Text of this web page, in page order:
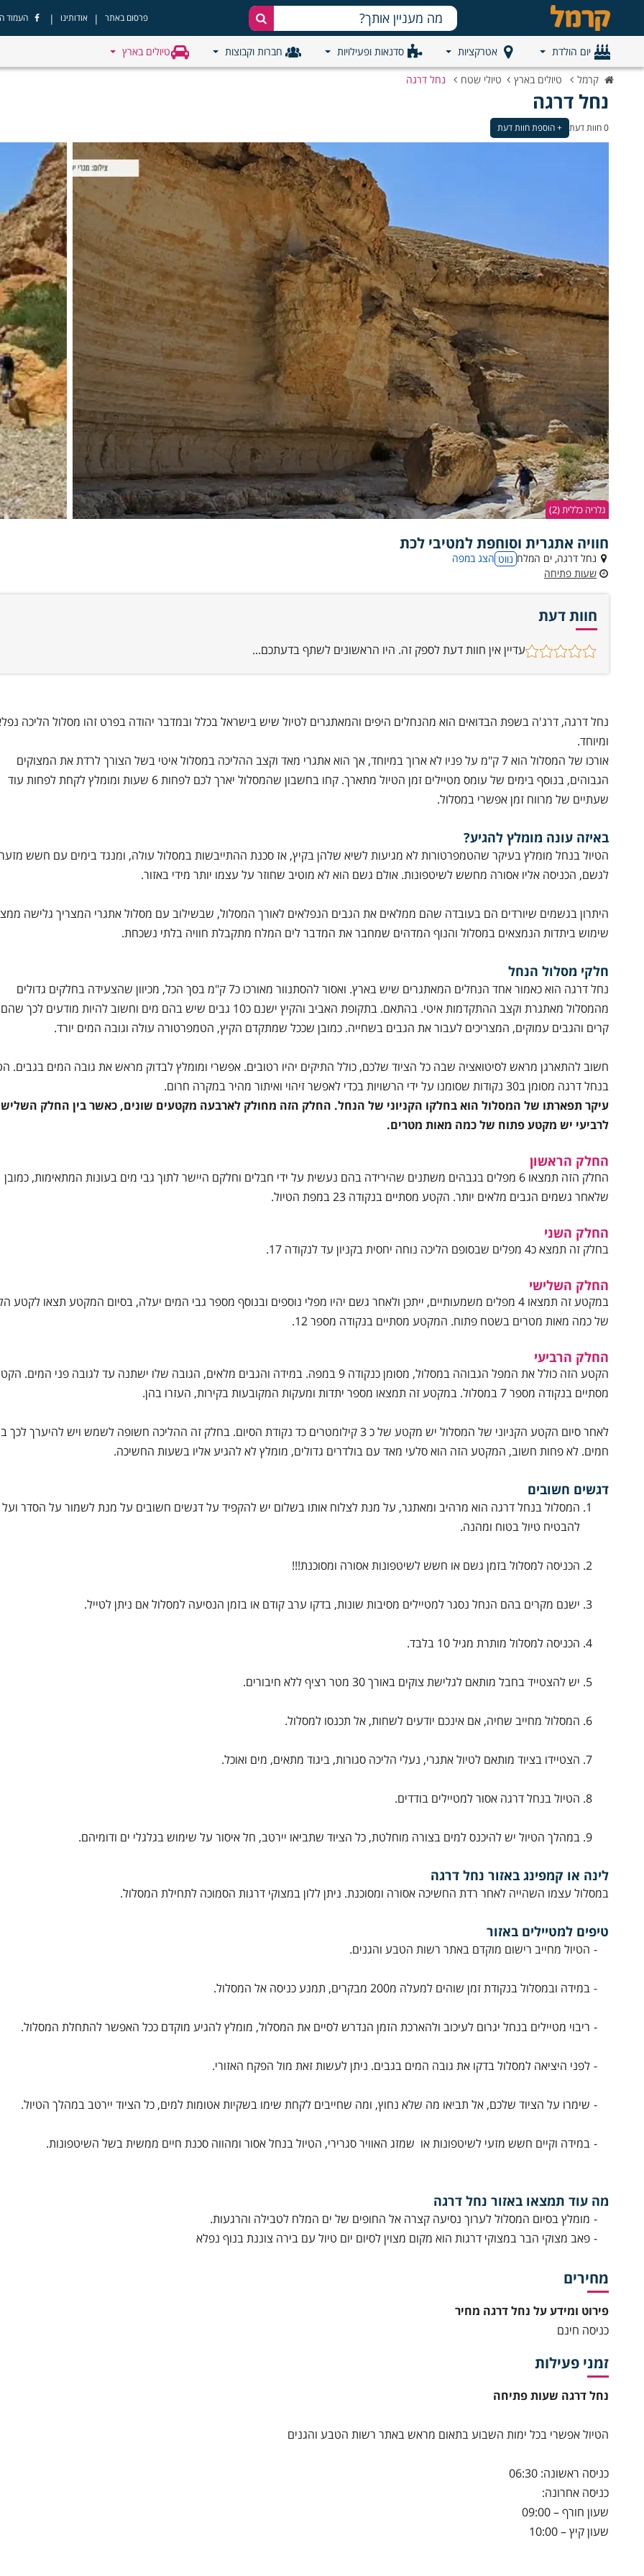
פרסום באתר | אודותינו | העמוד
יום הולדת אטרקציות סדנאות ופעילויות חברות וקבוצות טיולים בארץ
קרמל טיולים בארץ טיולי שטח נחל דרגה
נחל דרגה
0 חוות דעת + הוספת חוות דעת
גלריה כללית (2)
חוויה אתגרית וסוחפת למטיבי לכת
נחל דרגה, ים המלח נווט הצג במפה
שעות פתיחה
חוות דעת
עדיין אין חוות דעת לספק זה. היו הראשונים לשתף בדעתכם...
נחל דרגה, דרג'ה בשפת הבדואים הוא מהנחלים היפים והמאתגרים לטיול שיש בישראל בכלל ובמדבר יהודה בפרט זהו מסלול הליכה
ומיוחד.
אורכו של המסלול הוא 7 ק"מ על פניו לא ארוך במיוחד, אך הוא אתגרי מאד וקצב ההליכה במסלול איטי בשל הצורך לרדת את המצוקים
הגבוהים, בנוסף בימים של עומס מטיילים זמן הטיול מתארך. קחו בחשבון שהמסלול יארך לכם לפחות 6 שעות ומומלץ לקחת לפחות עוד
שעתיים של מרווח זמן אפשרי במסלול.
באיזה עונה מומלץ להגיע?
הטיול בנחל מומלץ בעיקר שהטמפרטורות לא מגיעות לשיא שלהן בקיץ, אז סכנת ההתייבשות במסלול עולה, ומנגד בימים עם חשש
לגשם, הכניסה אליו אסורה מחשש לשיטפונות. אולם גשם הוא לא מוטיב שחוזר על עצמו יותר מידי באזור.
היתרון בגשמים שיורדים הם בעובדה שהם ממלאים את הגבים הנפלאים לאורך המסלול, שבשילוב עם מסלול אתגרי המצריך גלישה
שימוש ביתדות הנמצאים במסלול והנוף המדהים שמחבר את המדבר לים המלח מתקבלת חוויה בלתי נשכחת.
חלקי מסלול הנחל
נחל דרגה הוא כאמור אחד הנחלים המאתגרים שיש בארץ. ואסור להסתנוור מאורכו כ7 ק"מ בסך הכל, מכיוון שהצעידה בחלקים גדולים
מהמסלול מאתגרת וקצב ההתקדמות איטי. בהתאם. בתקופת האביב והקיץ ישנם כ10 גבים שיש בהם מים וחשוב להיות מודעים לכך שהם
קרים והגבים עמוקים, המצריכים לעבור את הגבים בשחייה. כמובן שככל שמתקדם הקיץ, הטמפרטורה עולה וגובה המים יורד.
חשוב להתארגן מראש לסיטואציה שבה כל הציוד שלכם, כולל התיקים יהיו רטובים. אפשרי ומומלץ לבדוק מראש את גובה המים בגבים.
בנחל דרגה מסומן ב30 נקודות שסומנו על ידי הרשויות בכדי לאפשר זיהוי ואיתור מהיר במקרה חרום.
עיקר תפארתו של המסלול הוא בחלקו הקניוני של הנחל. החלק הזה מחולק לארבעה מקטעים שונים, כאשר בין החלק
לרביעי יש מקטע פתוח של כמה מאות מטרים.
החלק הראשון
החלק הזה תמצאו 6 מפלים בגבהים משתנים שהירידה בהם נעשית על ידי חבלים וחלקם היישר לתוך גבי מים בעונות המתאימות, כמובן
שלאחר גשמים הגבים מלאים יותר. הקטע מסתיים בנקודה 23 במפת הטיול.
החלק השני
בחלק זה תמצא כ4 מפלים שבסופם הליכה נוחה יחסית בקניון עד לנקודה 17.
החלק השלישי
במקטע זה תמצאו 4 מפלים משמעותיים, ייתכן ולאחר גשם יהיו מפלי נוספים ובנוסף מספר גבי המים יעלה, בסיום המקטע תצאו לקטע
של כמה מאות מטרים בשטח פתוח. המקטע מסתיים בנקודה מספר 12.
החלק הרביעי
הקטע הזה כולל את המפל הגבוהה במסלול, מסומן כנקודה 9 במפה. במידה והגבים מלאים, הגובה שלו ישתנה עד לגובה פני המים.
מסתיים בנקודה מספר 7 במסלול. במקטע זה תמצאו מספר יתדות ומעקות המקובעות בקירות, העזרו בהן.
לאחר סיום הקטע הקניוני של המסלול יש מקטע של כ 3 קילומטרים כד נקודת הסיום. בחלק זה ההליכה חשופה לשמש ויש להיערך
חמים. לא פחות חשוב, המקטע הזה הוא סלעי מאד עם בולדרים גדולים, מומלץ לא להגיע אליו בשעות החשיכה.
דגשים חשובים
המסלול בנחל דרגה הוא מרהיב ומאתגר, על מנת לצלוח אותו בשלום יש להקפיד על דגשים חשובים על מנת לשמור על הסדר
להבטיח טיול בטוח ומהנה.
הכניסה למסלול בזמן גשם או חשש לשיטפונות אסורה ומסוכנת!!!
ישנם מקרים בהם הנחל נסגר למטיילים מסיבות שונות, בדקו ערב קודם או בזמן הנסיעה למסלול אם ניתן לטייל.
הכניסה למסלול מותרת מגיל 10 בלבד.
יש להצטייד בחבל מותאם לגלישת צוקים באורך 30 מטר רציף ללא חיבורים.
המסלול מחייב שחיה, אם אינכם יודעים לשחות, אל תכנסו למסלול.
הצטיידו בציוד מותאם לטיול אתגרי, נעלי הליכה סגורות, ביגוד מתאים, מים ואוכל.
הטיול בנחל דרגה אסור למטיילים בודדים.
במהלך הטיול יש להיכנס למים בצורה מוחלטת, כל הציוד שתביאו יירטב, חל איסור על שימוש בגלגלי ים ודומיהם.
לינה או קמפינג באזור נחל דרגה
במסלול עצמו השהייה לאחר רדת החשיכה אסורה ומסוכנת. ניתן ללון במצוקי דרגות הסמוכה לתחילת המסלול.
טיפים למטיילים באזור
הטיול מחייב רישום מוקדם באתר רשות הטבע והגנים.
במידה ובמסלול בנקודת זמן שוהים למעלה מ200 מבקרים, תמנע כניסה אל המסלול.
ריבוי מטיילים בנחל יגרום לעיכוב ולהארכת הזמן הנדרש לסיים את המסלול, מומלץ להגיע מוקדם ככל האפשר להתחלת המסלול.
לפני היציאה למסלול בדקו את גובה המים בגבים. ניתן לעשות זאת מול הפקח האזורי.
שימרו על הציוד שלכם, אל תביאו מה שלא נחוץ, ומה שחייבים לקחת שימו בשקיות אטומות למים, כל הציוד יירטב במהלך הטיול.
במידה וקיים חשש מזעי לשיטפונות או שמזג האוויר סגרירי, הטיול בנחל אסור ומהווה סכנת חיים ממשית בשל השיטפונות.
מה עוד תמצאו באזור נחל דרגה
מומלץ בסיום המסלול לערוך נסיעה קצרה אל החופים של ים המלח לטבילה והרגעות.
פאב מצוקי הבר במצוקי דרגות הוא מקום מצוין לסיום יום טיול עם בירה צוננת בנוף נפלא
מחירים
פירוט ומידע על נחל דרגה מחיר
כניסה חינם
זמני פעילות
נחל דרגה שעות פתיחה
הטיול אפשרי בכל ימות השבוע בתאום מראש באתר רשות הטבע והגנים
כניסה ראשונה: 06:30
כניסה אחרונה:
שעון חורף – 09:00
שעון קיץ – 10:00